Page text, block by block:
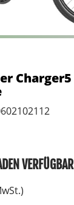
Charger5
VERFÜGBAR